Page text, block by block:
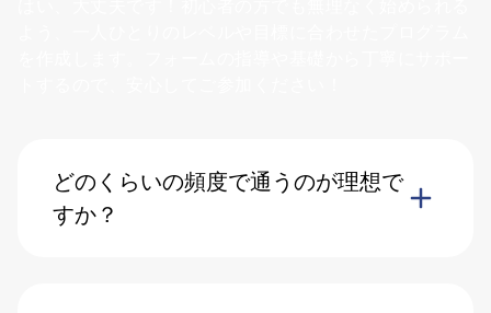
どのくらいの頻度で通うのが理想で
すか？